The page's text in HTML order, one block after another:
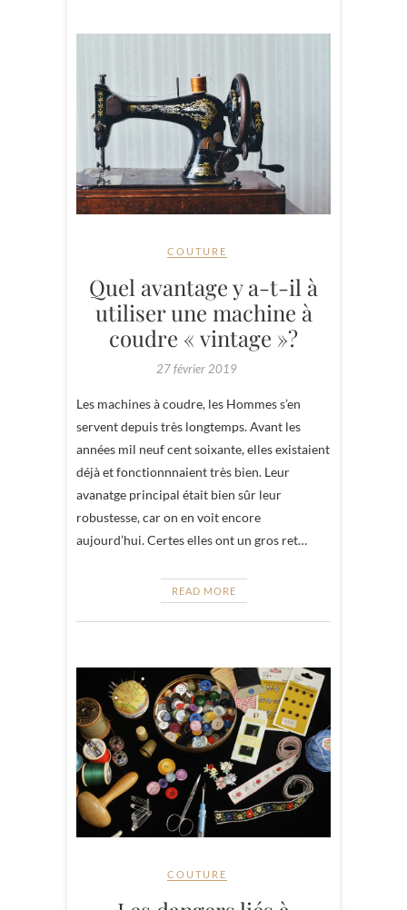
COUTURE
Quel avantage y a-t-il à
utiliser une machine à
coudre « vintage »?
27 février 2019
Les machines à coudre, les Hommes s’en
servent depuis très longtemps. Avant les
années mil neuf cent soixante, elles existaient
déjà et fonctionnnaient très bien. Leur
avanatge principal était bien sûr leur
robustesse, car on en voit encore
aujourd’hui. Certes elles ont un gros ret…
READ MORE
COUTURE